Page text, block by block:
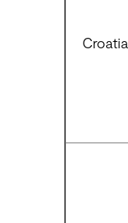
Croatia